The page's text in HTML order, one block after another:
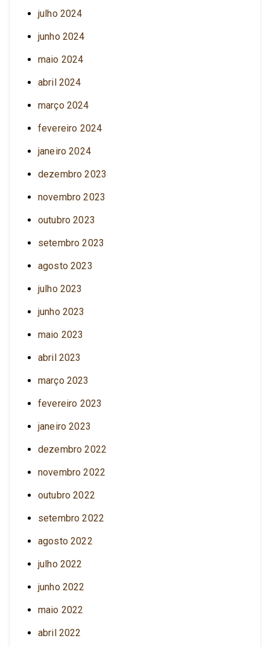
julho 2024
junho 2024
maio 2024
abril 2024
março 2024
fevereiro 2024
janeiro 2024
dezembro 2023
novembro 2023
outubro 2023
setembro 2023
agosto 2023
julho 2023
junho 2023
maio 2023
abril 2023
março 2023
fevereiro 2023
janeiro 2023
dezembro 2022
novembro 2022
outubro 2022
setembro 2022
agosto 2022
julho 2022
junho 2022
maio 2022
abril 2022